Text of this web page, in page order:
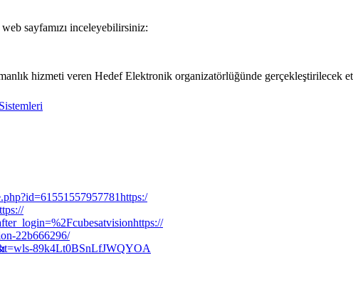
sayfamızı inceleyebilirsiniz:
hizmeti veren Hedef Elektronik organizatörlüğünde gerçekleştirilecek
22b666296/
89k4Lt0BSnLfJWQYOA